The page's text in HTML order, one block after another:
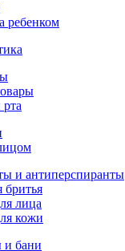
ребенком
и антиперспиранты
бритья
лица
кожи
и бани